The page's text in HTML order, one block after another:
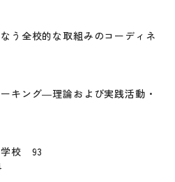
う全校的な取組みのコーディネ
キング―理論および実践活動・
学校 93